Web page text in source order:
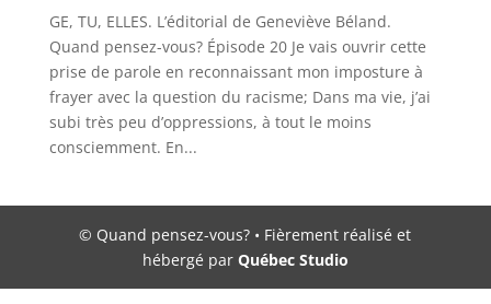
GE, TU, ELLES. L’éditorial de Geneviève Béland.
Quand pensez-vous? Épisode 20 Je vais ouvrir cette
prise de parole en reconnaissant mon imposture à
frayer avec la question du racisme; Dans ma vie, j’ai
subi très peu d’oppressions, à tout le moins
consciemment. En...
© Quand pensez-vous? • Fièrement réalisé et
hébergé par Québec Studio